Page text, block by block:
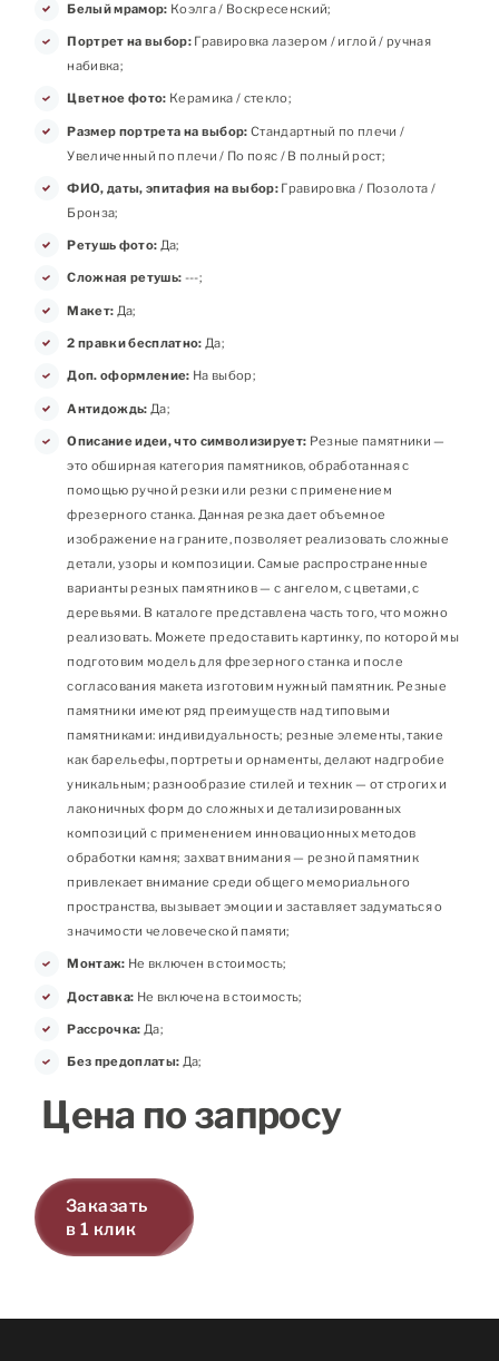
Белый мрамор: Коэлга / Воскресенский;
Портрет на выбор:Гравировка лазером / иглой / ручная
набивка;
Цветное фото: Керамика / стекло;
Размер портрета на выбор: Стандартный по плечи /
Увеличенный по плечи / По пояс / В полный рост;
ФИО, даты, эпитафия на выбор:Гравировка / Позолота /
Бронза;
Ретушь фото: Да;
Сложная ретушь: ---;
Макет: Да;
2 правки бесплатно: Да;
Доп. оформление: На выбор;
Антидождь: Да;
Описание идеи, что символизирует: Резные памятники —
это обширная категория памятников, обработанная с
помощью ручной резки или резки с применением
фрезерного станка. Данная резка дает объемное
изображение на граните, позволяет реализовать сложные
детали, узоры и композиции. Самые распространенные
варианты резных памятников — с ангелом, с цветами, с
деревьями. В каталоге представлена часть того, что можно
реализовать. Можете предоставить картинку, по которой мы
подготовим модель для фрезерного станка и после
согласования макета изготовим нужный памятник. Резные
памятники имеют ряд преимуществ над типовыми
памятниками: индивидуальность; резные элементы, такие
как барельефы, портреты и орнаменты, делают надгробие
уникальным; разнообразие стилей и техник — от строгих и
лаконичных форм до сложных и детализированных
композиций с применением инновационных методов
обработки камня; захват внимания — резной памятник
привлекает внимание среди общего мемориального
пространства, вызывает эмоции и заставляет задуматься о
значимости человеческой памяти;
Монтаж: Не включен в стоимость;
Доставка: Не включена в стоимость;
Рассрочка: Да;
Без предоплаты: Да;
Цена по запросу
Заказать
в 1 клик